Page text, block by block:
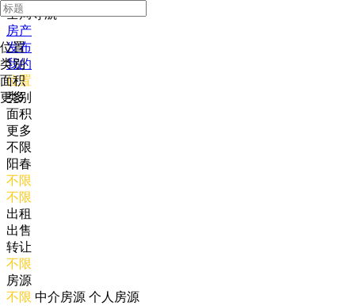
全局导航
房产
发布
我的
位置
类别
面积
更多
位置
类别
面积
更多
不限
阳春
不限
不限
出租
出售
转让
不限
房源
不限 中介房源 个人房源